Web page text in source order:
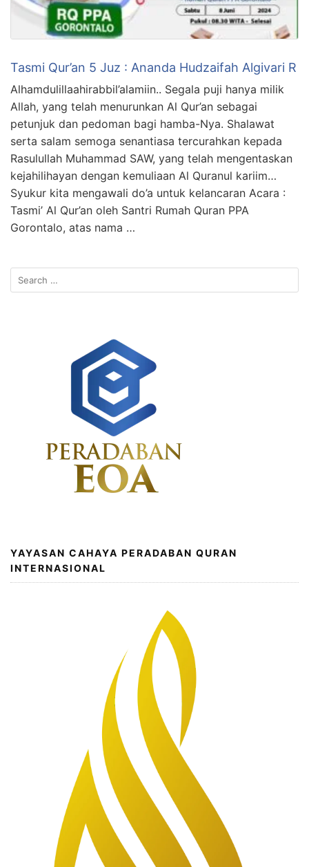
Tasmi Qur’an 5 Juz : Ananda Hudzaifah Algivari R
Alhamdulillaahirabbil’alamiin.. Segala puji hanya milik
Allah, yang telah menurunkan Al Qur’an sebagai
petunjuk dan pedoman bagi hamba-Nya. Shalawat
serta salam semoga senantiasa tercurahkan kepada
Rasulullah Muhammad SAW, yang telah mengentaskan
kejahilihayan dengan kemuliaan Al Quranul kariim…
Syukur kita mengawali do’a untuk kelancaran Acara :
Tasmi’ Al Qur’an oleh Santri Rumah Quran PPA
Gorontalo, atas nama …
Search
for:
YAYASAN CAHAYA PERADABAN QURAN
INTERNASIONAL